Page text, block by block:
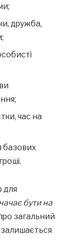
дружба,
час на
базових
для
бути на
загальний